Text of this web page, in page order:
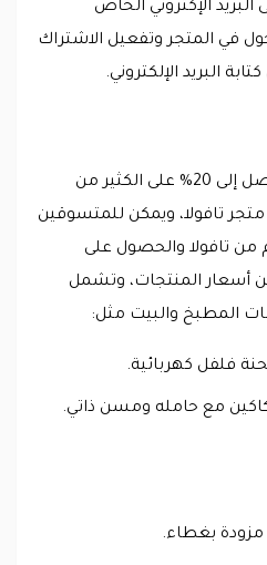
الإكتروني الخاص
في المتجر وتفعيل الاشتراك
البريد الإلكتروني.
عروض وخصومات مميزة تصل إلى 20% على الكثير من
تافولا، ويمكن للمتسوقين
تافولا والحصول على
المنتجات، وتشمل
المطبخ والبيت مثل:
فلفل كهربائية.
مع حامله ومسن ذاتي.
بغطاء.